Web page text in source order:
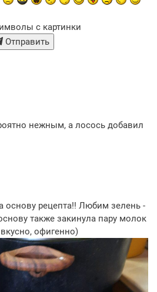
с картинки
Отправить
нежным, а лосось добавил
основу рецепта!! Любим зелень -
также закинула пару молок
офигенно)